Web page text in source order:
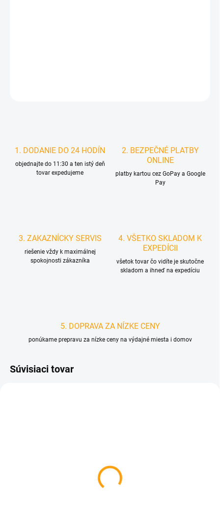
1. DODANIE DO 24 HODÍN
objednajte do 11:30 a ten istý deň
tovar expedujeme
2. BEZPEČNÉ PLATBY
ONLINE
platby kartou cez GoPay a Google
Pay
3. ZAKAZNÍCKY SERVIS
riešenie vždy k maximálnej
spokojnosti zákazníka
4. VŠETKO SKLADOM K
EXPEDÍCII
všetok tovar čo vidíte je skutočne
skladom a ihneď na expedíciu
5. DOPRAVA ZA NÍZKE CENY
ponúkame prepravu za nízke ceny na výdajné miesta i domov
Súvisiaci tovar
Odtlačky Vášho dieťatka
SKLADOM